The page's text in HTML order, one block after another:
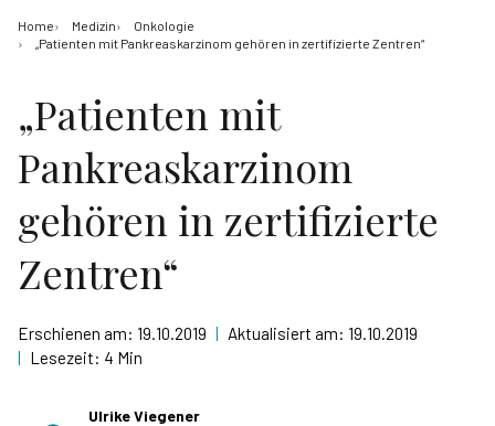
Home Medizin
Onkologie
„Patienten mit Pankreaskarzinom gehören in zertifizierte Zentren“
„Patienten mit
Pankreaskarzinom
gehören in zertifizierte
Zentren“
Erschienen am: 19.10.2019 | Aktualisiert am: 19.10.2019
| Lesezeit: 4 Min
Ulrike Viegener